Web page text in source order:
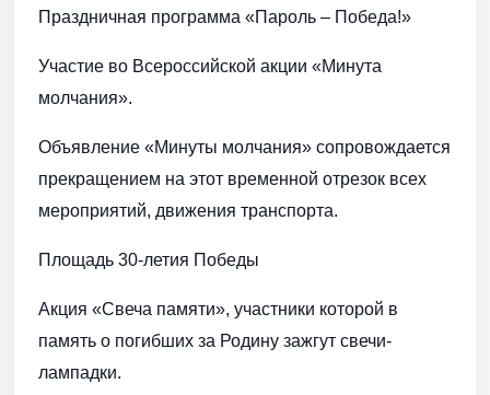
Праздничная программа «Пароль – Победа!»
Участие во Всероссийской акции «Минута
молчания».
Объявление «Минуты молчания» сопровождается
прекращением на этот временной отрезок всех
мероприятий, движения транспорта.
Площадь 30-летия Победы
Акция «Свеча памяти», участники которой в
память о погибших за Родину зажгут свечи-
лампадки.